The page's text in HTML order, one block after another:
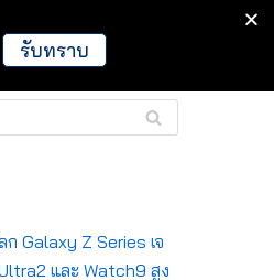
Global
Galaxy Z Series เจ
และ Watch9 สูง
รับทราบ